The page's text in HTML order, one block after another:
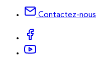
Contactez-nous